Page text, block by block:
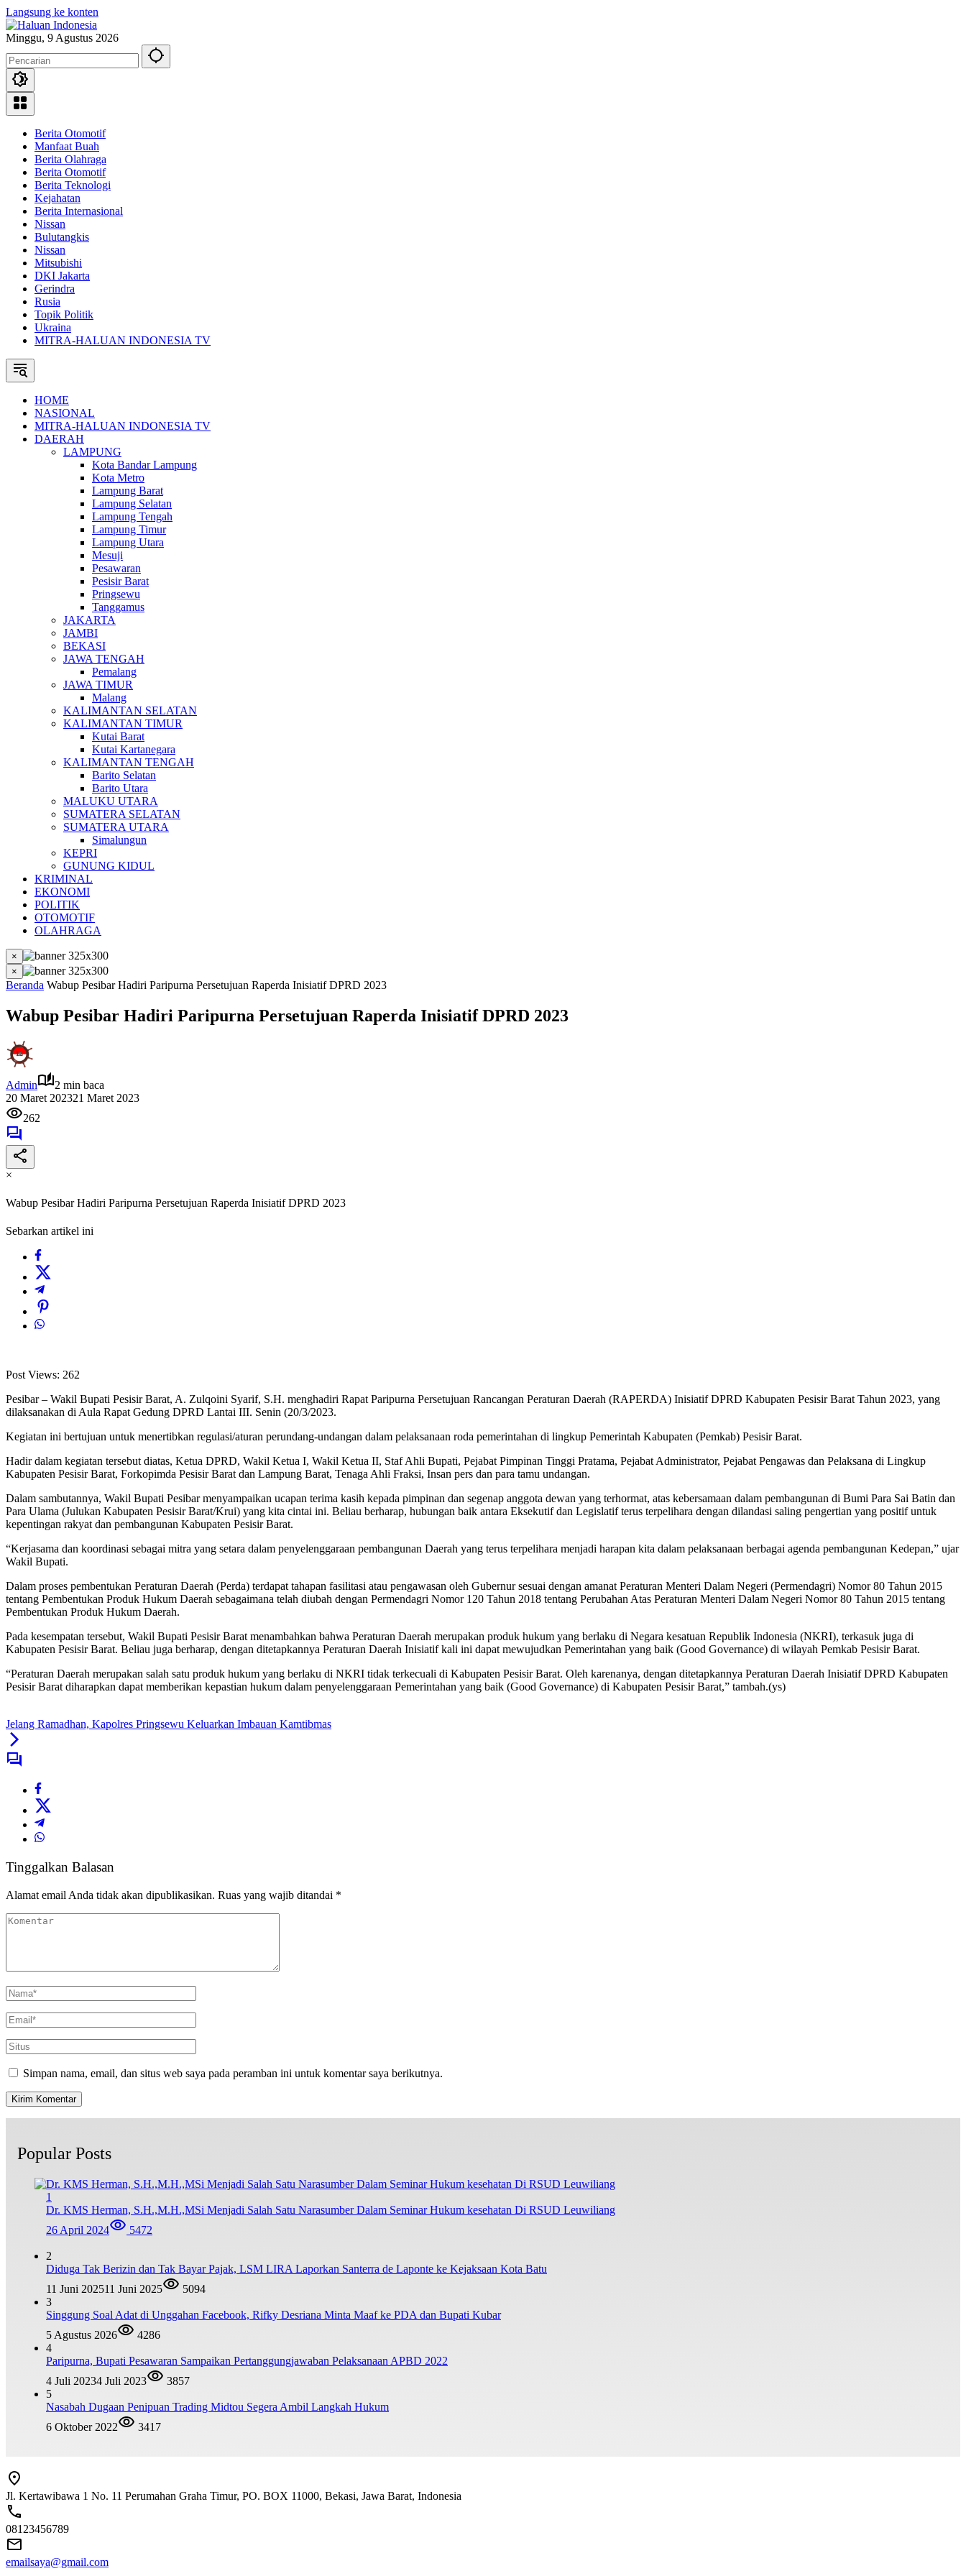
Langsung ke konten
Minggu, 9 Agustus 2026
Berita Otomotif
Manfaat Buah
Berita Olahraga
Berita Otomotif
Berita Teknologi
Kejahatan
Berita Internasional
Nissan
Bulutangkis
Nissan
Mitsubishi
DKI Jakarta
Gerindra
Rusia
Topik Politik
Ukraina
MITRA-HALUAN INDONESIA TV
HOME
NASIONAL
MITRA-HALUAN INDONESIA TV
DAERAH
LAMPUNG
Kota Bandar Lampung
Kota Metro
Lampung Barat
Lampung Selatan
Lampung Tengah
Lampung Timur
Lampung Utara
Mesuji
Pesawaran
Pesisir Barat
Pringsewu
Tanggamus
JAKARTA
JAMBI
BEKASI
JAWA TENGAH
Pemalang
JAWA TIMUR
Malang
KALIMANTAN SELATAN
KALIMANTAN TIMUR
Kutai Barat
Kutai Kartanegara
KALIMANTAN TENGAH
Barito Selatan
Barito Utara
MALUKU UTARA
SUMATERA SELATAN
SUMATERA UTARA
Simalungun
KEPRI
GUNUNG KIDUL
KRIMINAL
EKONOMI
POLITIK
OTOMOTIF
OLAHRAGA
×
×
Beranda Wabup Pesibar Hadiri Paripurna Persetujuan Raperda Inisiatif DPRD 2023
Wabup Pesibar Hadiri Paripurna Persetujuan Raperda Inisiatif DPRD 2023
Admin
2 min baca
20 Maret 202321 Maret 2023
262
×
Wabup Pesibar Hadiri Paripurna Persetujuan Raperda Inisiatif DPRD 2023
Sebarkan artikel ini
Post Views: 262
Pesibar – Wakil Bupati Pesisir Barat, A. Zulqoini Syarif, S.H. menghadiri Rapat Paripurna Persetujuan Rancangan Peraturan Daerah (RAPERDA) Inisiatif DPRD Kabupaten Pesisir Barat Tahun 2023, yang
dilaksanakan di Aula Rapat Gedung DPRD Lantai III. Senin (20/3/2023.
Kegiatan ini bertujuan untuk menertibkan regulasi/aturan perundang-undangan dalam pelaksanaan roda pemerintahan di lingkup Pemerintah Kabupaten (Pemkab) Pesisir Barat.
Hadir dalam kegiatan tersebut diatas, Ketua DPRD, Wakil Ketua I, Wakil Ketua II, Staf Ahli Bupati, Pejabat Pimpinan Tinggi Pratama, Pejabat Administrator, Pejabat Pengawas dan Pelaksana di Lingkup
Kabupaten Pesisir Barat, Forkopimda Pesisir Barat dan Lampung Barat, Tenaga Ahli Fraksi, Insan pers dan para tamu undangan.
Dalam sambutannya, Wakil Bupati Pesibar menyampaikan ucapan terima kasih kepada pimpinan dan segenap anggota dewan yang terhormat, atas kebersamaan dalam pembangunan di Bumi Para Sai Batin dan
Para Ulama (Julukan Kabupaten Pesisir Barat/Krui) yang kita cintai ini. Beliau berharap, hubungan baik antara Eksekutif dan Legislatif terus terpelihara dengan dilandasi saling pengertian yang positif untuk
kepentingan rakyat dan pembangunan Kabupaten Pesisir Barat.
“Kerjasama dan koordinasi sebagai mitra yang setara dalam penyelenggaraan pembangunan Daerah yang terus terpelihara menjadi harapan kita dalam pelaksanaan berbagai agenda pembangunan Kedepan,” ujar
Wakil Bupati.
Dalam proses pembentukan Peraturan Daerah (Perda) terdapat tahapan fasilitasi atau pengawasan oleh Gubernur sesuai dengan amanat Peraturan Menteri Dalam Negeri (Permendagri) Nomor 80 Tahun 2015
tentang Pembentukan Produk Hukum Daerah sebagaimana telah diubah dengan Permendagri Nomor 120 Tahun 2018 tentang Perubahan Atas Peraturan Menteri Dalam Negeri Nomor 80 Tahun 2015 tentang
Pembentukan Produk Hukum Daerah.
Pada kesempatan tersebut, Wakil Bupati Pesisir Barat menambahkan bahwa Peraturan Daerah merupakan produk hukum yang berlaku di Negara kesatuan Republik Indonesia (NKRI), terkasuk juga di
Kabupaten Pesisir Barat. Beliau juga berharap, dengan ditetapkannya Peraturan Daerah Inisiatif kali ini dapat mewujudkan Pemerintahan yang baik (Good Governance) di wilayah Pemkab Pesisir Barat.
“Peraturan Daerah merupakan salah satu produk hukum yang berlaku di NKRI tidak terkecuali di Kabupaten Pesisir Barat. Oleh karenanya, dengan ditetapkannya Peraturan Daerah Inisiatif DPRD Kabupaten
Pesisir Barat diharapkan dapat memberikan kepastian hukum dalam penyelenggaraan Pemerintahan yang baik (Good Governance) di Kabupaten Pesisir Barat,” tambah.(ys)
Jelang Ramadhan, Kapolres Pringsewu Keluarkan Imbauan Kamtibmas
Tinggalkan Balasan
Alamat email Anda tidak akan dipublikasikan. Ruas yang wajib ditandai *
Simpan nama, email, dan situs web saya pada peramban ini untuk komentar saya berikutnya.
Popular Posts
1
Dr. KMS Herman, S.H.,M.H.,MSi Menjadi Salah Satu Narasumber Dalam Seminar Hukum kesehatan Di RSUD Leuwiliang
26 April 2024
5472
2
Diduga Tak Berizin dan Tak Bayar Pajak, LSM LIRA Laporkan Santerra de Laponte ke Kejaksaan Kota Batu
11 Juni 202511 Juni 2025
5094
3
Singgung Soal Adat di Unggahan Facebook, Rifky Desriana Minta Maaf ke PDA dan Bupati Kubar
5 Agustus 2026
4286
4
Paripurna, Bupati Pesawaran Sampaikan Pertanggungjawaban Pelaksanaan APBD 2022
4 Juli 20234 Juli 2023
3857
5
Nasabah Dugaan Penipuan Trading Midtou Segera Ambil Langkah Hukum
6 Oktober 2022
3417
Jl. Kertawibawa 1 No. 11 Perumahan Graha Timur, PO. BOX 11000, Bekasi, Jawa Barat, Indonesia
08123456789
emailsaya@gmail.com